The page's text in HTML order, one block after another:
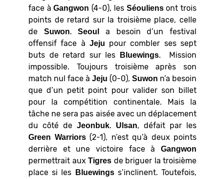
face àGangwon (4-0), les Séouliensont trois
points de retard sur la troisième place, celle
de Suwon.Seoul
a besoin d’un festival
offensif face à Jeju pour combler ses sept
buts de retard sur les
Bluewings. Mission
impossible. Toujours troisième après son
match nul face à Jeju (0-0), Suwon n’a besoin
que d’un petit point pour valider son billet
pour la compétition continentale. Mais la
tâche ne sera pas aisée avec un déplacement
du côté de Jeonbuk. Ulsan, défait par les
Green Warriors(2-1), n’est qu’à deux points
derrière et une victoire face à Gangwon
permettrait aux Tigres de briguer la troisième
place si les
Bluewingss’inclinent. Toutefois,